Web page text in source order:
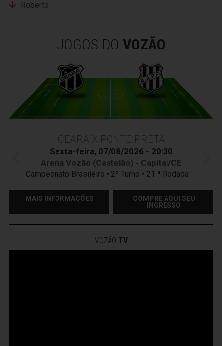
Roberto
JOGOS DO VOZÃO
CEARÁ X PONTE PRETA
Sexta-feira, 07/08/2026 - 20:30
Arena Vozão (Castelão) - Capital/CE
Campeonato Brasileiro • 2º Turno • 21 ª Rodada
MAIS INFORMAÇÕES
COMPRE AQUI SEU
INGRESSO
VOZÃO TV